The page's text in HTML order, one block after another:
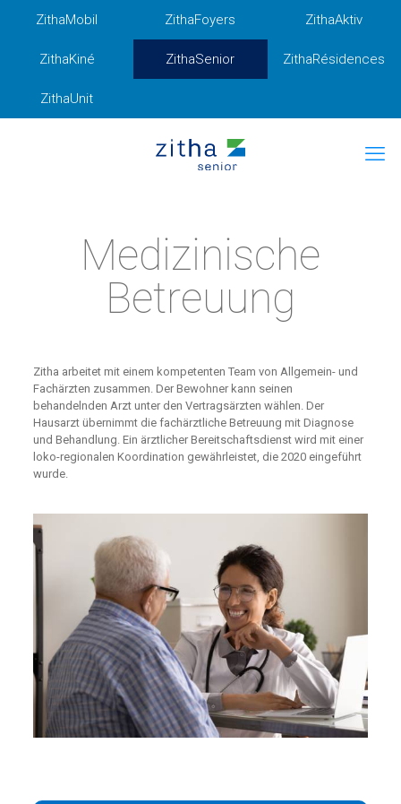
ZithaMobil ZithaFoyers ZithaAktiv
ZithaKiné ZithaSenior ZithaRésidences
ZithaUnit
Medizinische
Betreuung
Zitha arbeitet mit einem kompetenten Team von Allgemein- und
Fachärzten zusammen. Der Bewohner kann seinen
behandelnden Arzt unter den Vertragsärzten wählen. Der
Hausarzt übernimmt die fachärztliche Betreuung mit Diagnose
und Behandlung. Ein ärztlicher Bereitschaftsdienst wird mit einer
loko-regionalen Koordination gewährleistet, die 2020 eingeführt
wurde.